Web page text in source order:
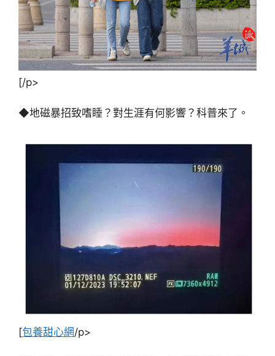
[/p>
◆地磁暴招致嗜睡？對生涯有何影響？科普來了。
[包養甜心網/p>